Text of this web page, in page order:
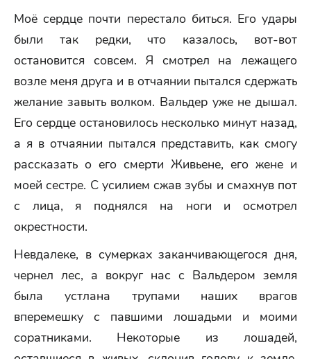
Моё сердце почти перестало биться. Его удары
были так редки, что казалось, вот-вот
остановится совсем. Я смотрел на лежащего
возле меня друга и в отчаянии пытался сдержать
желание завыть волком. Вальдер уже не дышал.
Его сердце остановилось несколько минут назад,
а я в отчаянии пытался представить, как смогу
рассказать о его смерти Живьене, его жене и
моей сестре. С усилием сжав зубы и смахнув пот
с лица, я поднялся на ноги и осмотрел
окрестности.
Невдалеке, в сумерках заканчивающегося дня,
чернел лес, а вокруг нас с Вальдером земля
была устлана трупами наших врагов
вперемешку с павшими лошадьми и моими
соратниками. Некоторые из лошадей,